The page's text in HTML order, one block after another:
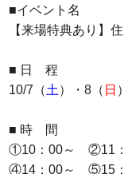
■イベント名
【来場特典あり】
■ 日 程
10/7（土 ）・8（ 日
■ 時 間
①10：00～ ②11
④14：00～ ⑤15